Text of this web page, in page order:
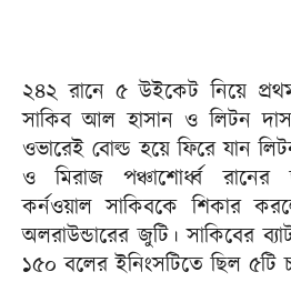
২৪২ রানে ৫ উইকেট নিয়ে
সাকিব আল হাসান ও লিটন দাস।
ওভারেই বোল্ড হয়ে ফিরে যান
ও মিরাজ পঞ্চাশোর্ধ্ব
কর্নওয়াল সাকিবকে শিকার
অলরাউন্ডারের জুটি। সাকিবের
১৫০ বলের ইনিংসটিতে ছিল ৫টি